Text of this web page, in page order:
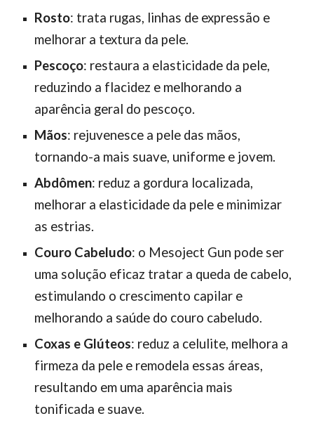
Rosto: trata rugas, linhas de expressão e
melhorar a textura da pele.
Pescoço: restaura a elasticidade da pele,
reduzindo a flacidez e melhorando a
aparência geral do pescoço.
Mãos: rejuvenesce a pele das mãos,
tornando-a mais suave, uniforme e jovem.
Abdômen: reduz a gordura localizada,
melhorar a elasticidade da pele e minimizar
as estrias.
Couro Cabeludo: o Mesoject Gun pode ser
uma solução eficaz tratar a queda de cabelo,
estimulando o crescimento capilar e
melhorando a saúde do couro cabeludo.
Coxas e Glúteos: reduz a celulite, melhora a
firmeza da pele e remodela essas áreas,
resultando em uma aparência mais
tonificada e suave.